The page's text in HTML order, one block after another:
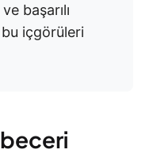
başarılı
içgörüleri